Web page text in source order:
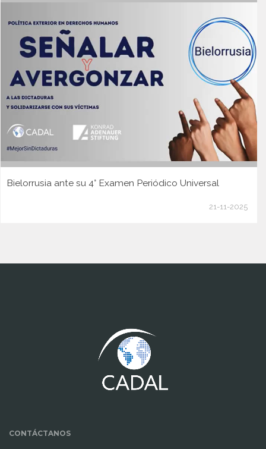
Bielorrusia ante su 4° Examen Periódico Universal
21-11-2025
CONTÁCTANOS